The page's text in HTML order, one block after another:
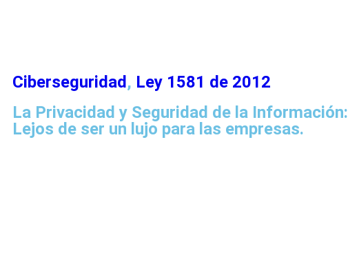
Ciberseguridad , Ley 1581 de 2012
La Privacidad y Seguridad de la Información:
Lejos de ser un lujo para las empresas.